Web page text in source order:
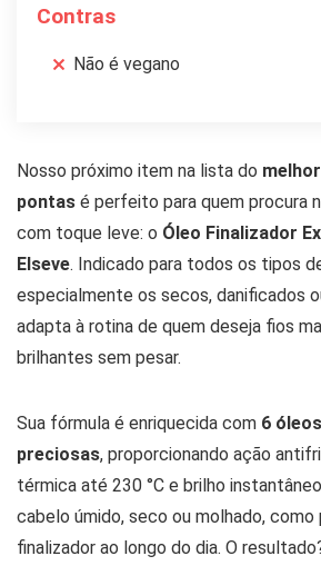
Contras
Não é vegano
Nosso próximo item na lista do
pontas é perfeito para quem procura
com toque leve: o Óleo Finalizador
Elseve. Indicado para todos os tipos
especialmente os secos, danificados
adapta à rotina de quem deseja fios
brilhantes sem pesar.
Sua fórmula é enriquecida com 6
preciosas, proporcionando ação
térmica até 230 °C e brilho
cabelo úmido, seco ou molhado,
finalizador ao longo do dia. O